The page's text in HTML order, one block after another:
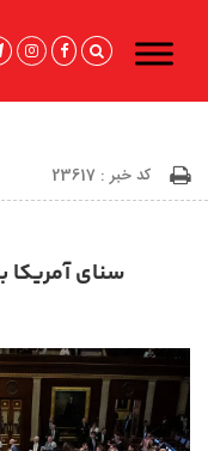
کد خبر : 23617
سنای آمریکا